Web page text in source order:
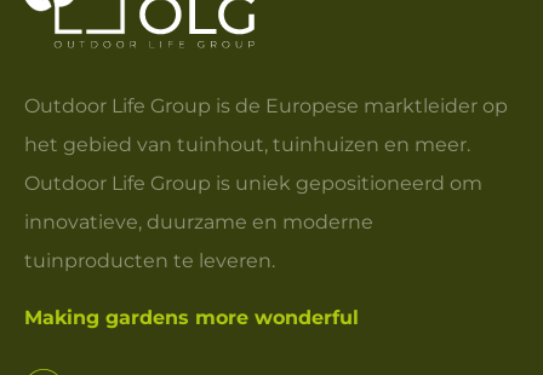
Outdoor Life Group is de Europese marktleider op
het gebied van tuinhout, tuinhuizen en meer.
Outdoor Life Group is uniek gepositioneerd om
innovatieve, duurzame en moderne
tuinproducten te leveren.
Making gardens more wonderful